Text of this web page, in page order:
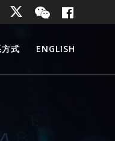
式 ENGLISH